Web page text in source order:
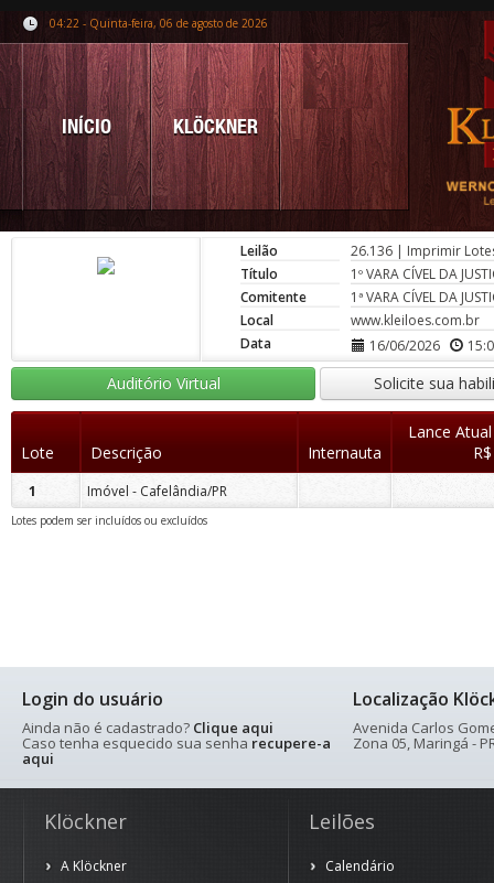
04:22 - Quinta-feira, 06 de agosto de 2026
INÍCIO KLÖCKNER
Leilão 26.136 | Imprimir
Título
1º VARA CÍVEL DA
Comitente
1ª VARA CÍVEL DA
Local
www.kleiloes.com.br
Data
16/06/2026
Auditório Virtual Solicite sua
Lote Descrição Internauta
Lance Atual
R$
1 Imóvel - Cafelândia/PR
Lotes podem ser incluídos ou excluídos
Login do usuário
Ainda não é cadastrado? Clique aqui
Caso tenha esquecido sua senha recupere-a
aqui
Localização
Avenida Carlos
Zona 05, Maringá -
Klöckner
A Klöckner
Leilões
Calendário